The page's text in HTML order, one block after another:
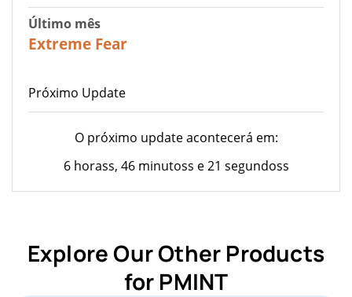
Último mês
Extreme Fear
Próximo Update
O próximo update acontecerá em:
6 horass, 46 minutoss e 21 segundoss
Explore Our Other Products
for PMINT